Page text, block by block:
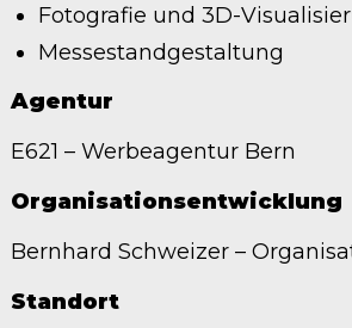
Fotografie und 3D-
Messestandgestaltung
Agentur
E621 – Werbeagentur Bern
Organisationsentwicklung
Bernhard Schweizer –
Standort